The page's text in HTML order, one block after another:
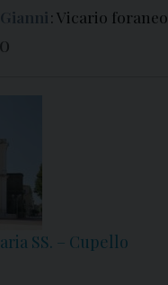
: Vicario foraneo
SS. – Cupello